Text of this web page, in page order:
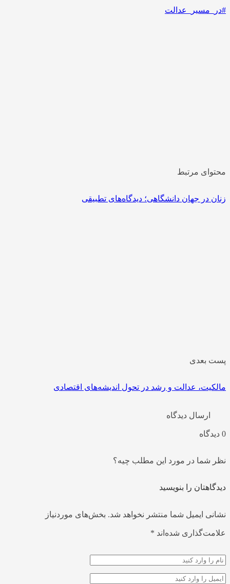
مرتبط
در جهان دانشگاهی؛ دیدگاه‌های تطبیقی
بعدی
عدالت و رشد در تحول اندیشه‌های اقتصادی
ارسال دیدگاه
شما در مورد این مطلب چیه؟
را بنویسید
ایمیل شما منتشر نخواهد شد. بخش‌های موردنیاز
شده‌اند*